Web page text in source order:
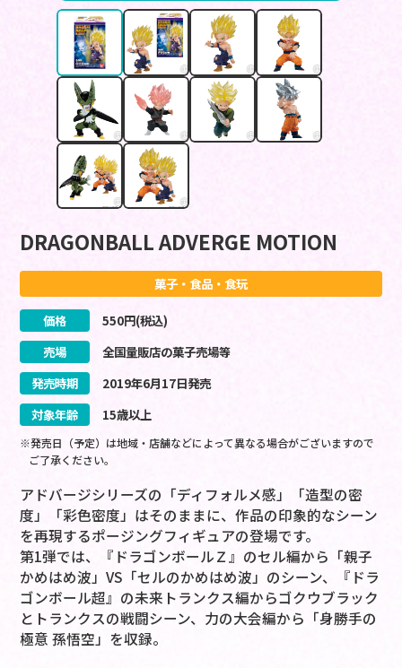
DRAGONBALL ADVERGE MOTION
菓子・食品・食玩
価格 550円(税込)
売場
全国量販店の菓子売場等
発売時期
2019年6月17日発売
対象年齢
15歳以上
※発売日（予定）は地域・店舗などによって異なる場合がございますので
ご了承ください。
アドバージシリーズの「ディフォルメ感」「造型の密
度」「彩色密度」はそのままに、作品の印象的なシーン
を再現するポージングフィギュアの登場です。
第1弾では、『ドラゴンボールＺ』のセル編から「親子
かめはめ波」VS「セルのかめはめ波」のシーン、『ドラ
ゴンボール超』の未来トランクス編からゴクウブラック
とトランクスの戦闘シーン、力の大会編から「身勝手の
極意 孫悟空」を収録。